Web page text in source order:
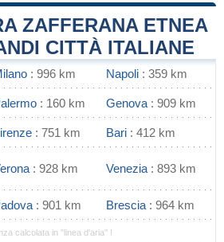
ZAFFERANA ETNEA
CITTÀ ITALIANE
: 996 km Napoli : 359 km
: 160 km Genova : 909 km
: 751 km Bari : 412 km
: 928 km Venezia : 893 km
: 901 km Brescia : 964 km
calcolata in "linea d'aria" !